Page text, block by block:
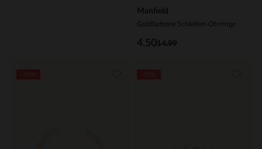
Manfield
Goldfarbene Schleifen-Ohrringe
14.99
4.50